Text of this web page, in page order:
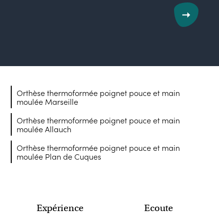
Orthèse thermoformée poignet pouce et main
moulée Marseille
Orthèse thermoformée poignet pouce et main
moulée Allauch
Orthèse thermoformée poignet pouce et main
moulée Plan de Cuques
Expérience Ecoute